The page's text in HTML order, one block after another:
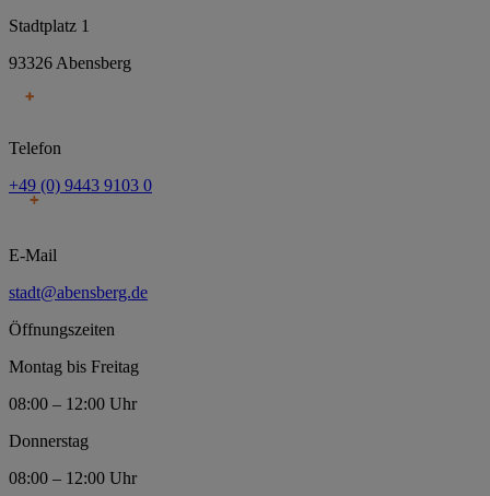
Stadtplatz 1
93326 Abensberg
Telefon
+49 (0) 9443 9103 0
E-Mail
stadt@abensberg.de
Öffnungszeiten
Montag bis Freitag
08:00 – 12:00 Uhr
Donnerstag
08:00 – 12:00 Uhr